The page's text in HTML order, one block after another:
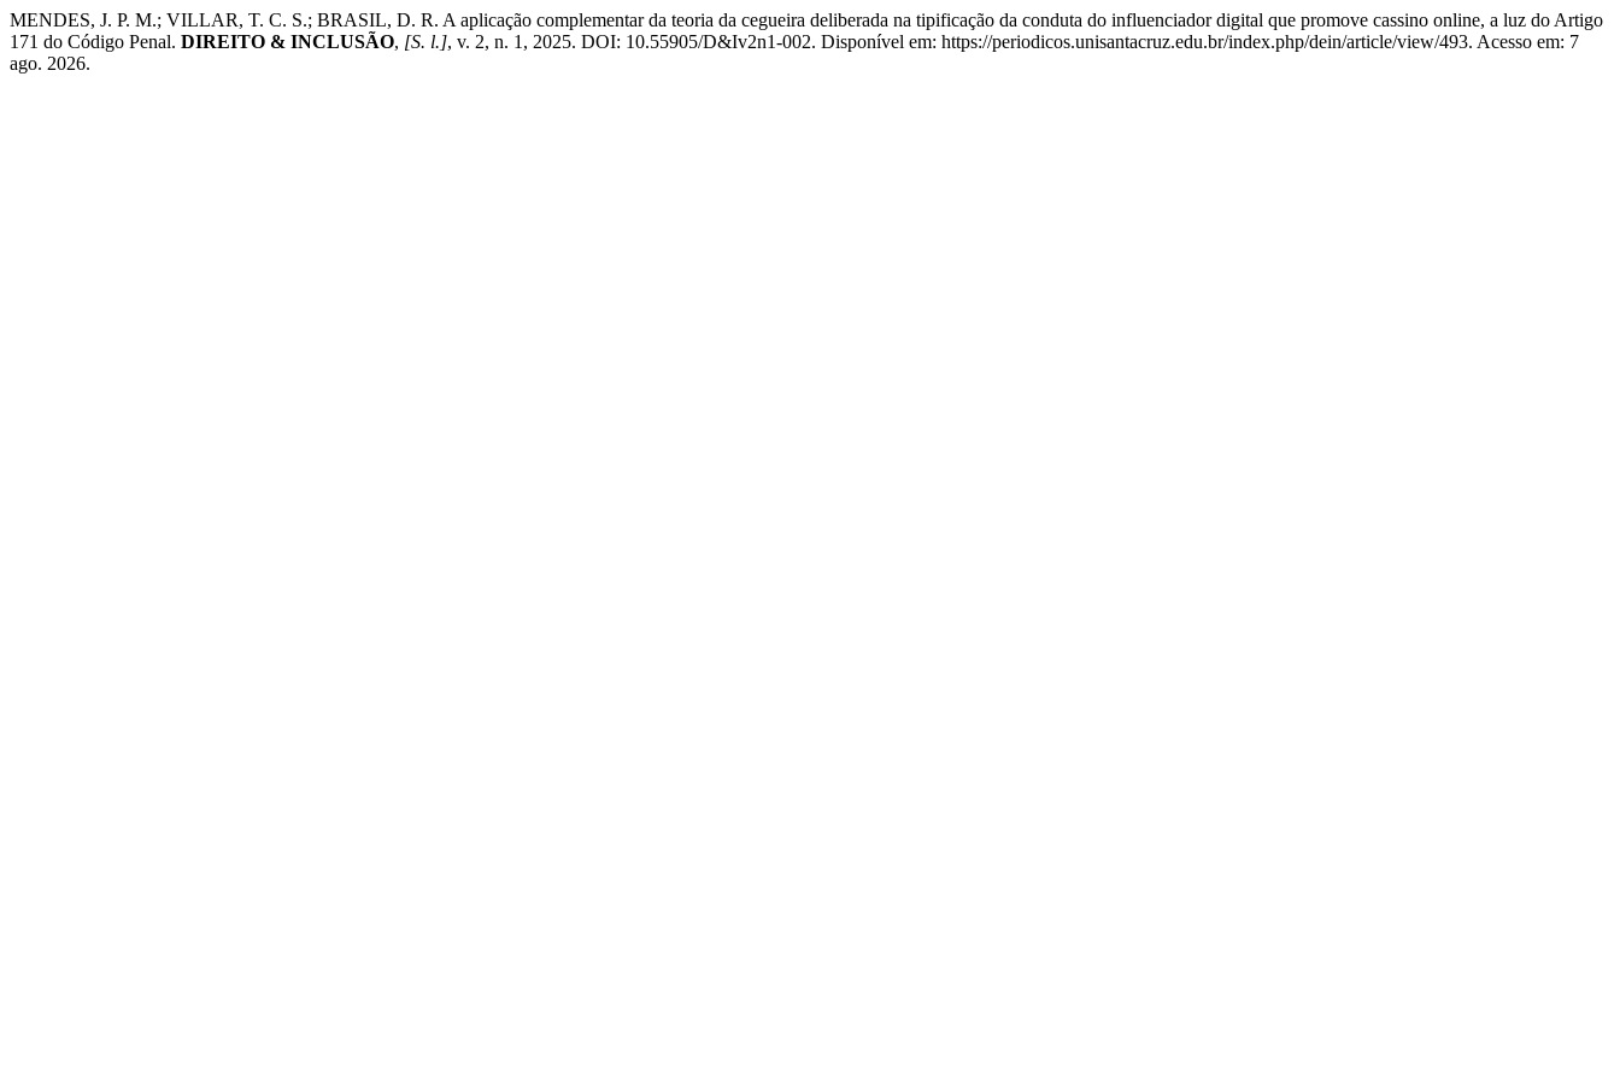
MENDES, J. P. M.; VILLAR, T. C. S.; BRASIL, D. R. A aplicação complementar da teoria da cegueira deliberada na tipificação da conduta do influenciador digital que promove cassino online, a luz do Artigo
171 do Código Penal. DIREITO & INCLUSÃO, [S. l.], v. 2, n. 1, 2025. DOI: 10.55905/D&Iv2n1-002. Disponível em: https://periodicos.unisantacruz.edu.br/index.php/dein/article/view/493. Acesso em: 7
ago. 2026.